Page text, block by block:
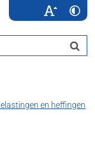
en heffingen